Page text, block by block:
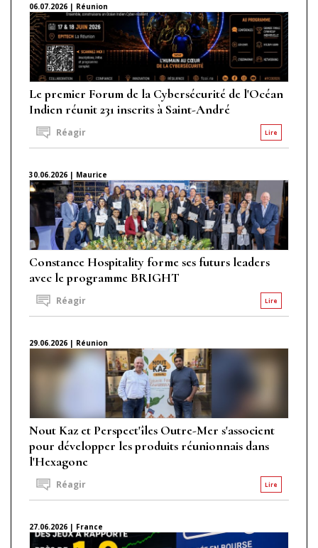
06.07.2026 | Réunion
Le premier Forum de la Cybersécurité de l'Océan
Indien réunit 231 inscrits à Saint-André
Lire
Réagir
30.06.2026 | Maurice
Constance Hospitality forme ses futurs leaders
avec le programme BRIGHT
Lire
Réagir
29.06.2026 | Réunion
Nout Kaz et Perspect'îles Outre-Mer s'associent
pour développer les produits réunionnais dans
l'Hexagone
Lire
Réagir
27.06.2026 | France